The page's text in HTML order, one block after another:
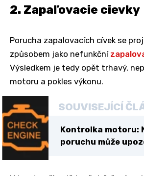
2. Zapaľovacie cievky
Porucha zapalovacích cívek se
způsobem jako nefunkční
Výsledkem je tedy opět trhavý,
motoru a pokles výkonu.
SOUVISEJÍCÍ
Kontrolka motoru:
poruchu může